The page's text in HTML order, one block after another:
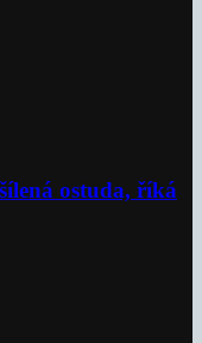
ostuda, říká